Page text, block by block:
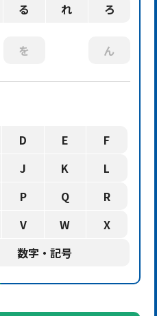
る れ ろ
を ん
D E
F
J K
L
P Q
R
V W
X
数字・記号